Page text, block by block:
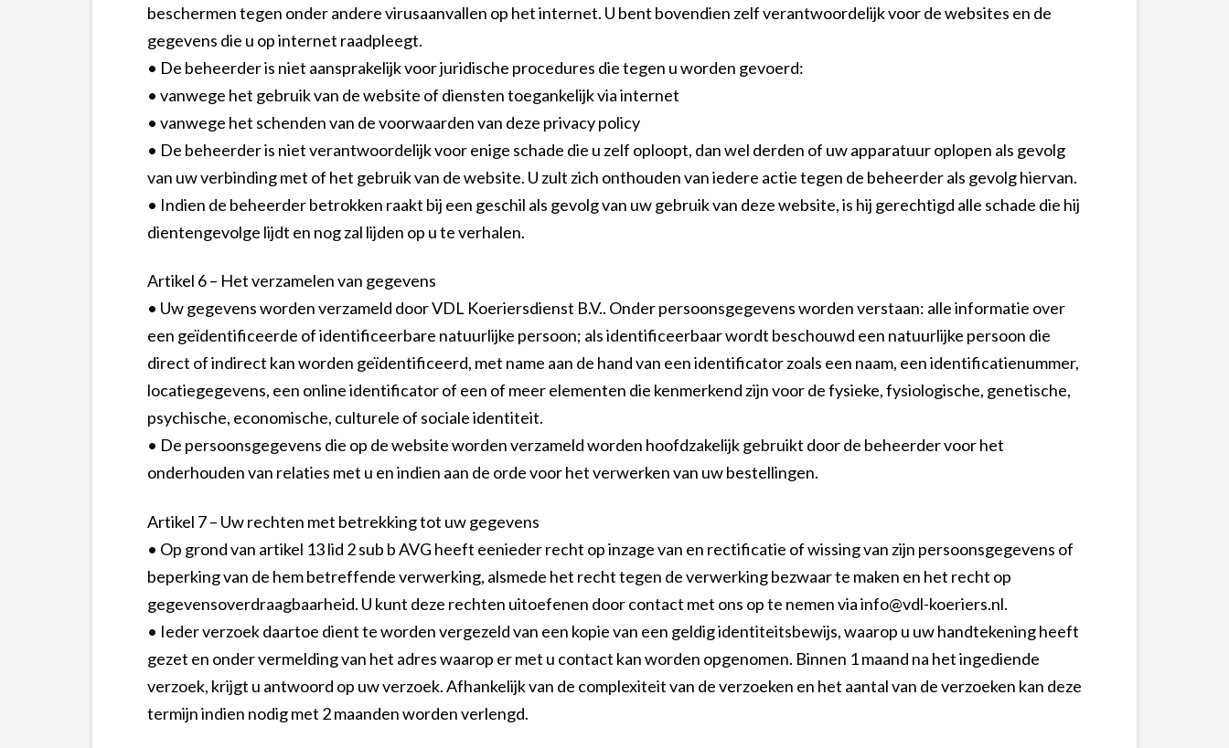
beschermen tegen onder andere virusaanvallen op het internet. U bent bovendien zelf verantwoordelijk voor de websites en de
gegevens die u op internet raadpleegt.
• De beheerder is niet aansprakelijk voor juridische procedures die tegen u worden gevoerd:
• vanwege het gebruik van de website of diensten toegankelijk via internet
• vanwege het schenden van de voorwaarden van deze privacy policy
• De beheerder is niet verantwoordelijk voor enige schade die u zelf oploopt, dan wel derden of uw apparatuur oplopen als gevolg
van uw verbinding met of het gebruik van de website. U zult zich onthouden van iedere actie tegen de beheerder als gevolg hiervan.
• Indien de beheerder betrokken raakt bij een geschil als gevolg van uw gebruik van deze website, is hij gerechtigd alle schade die hij
dientengevolge lijdt en nog zal lijden op u te verhalen.
Artikel 6 – Het verzamelen van gegevens
• Uw gegevens worden verzameld door VDL Koeriersdienst B.V.. Onder persoonsgegevens worden verstaan: alle informatie over
een geïdentificeerde of identificeerbare natuurlijke persoon; als identificeerbaar wordt beschouwd een natuurlijke persoon die
direct of indirect kan worden geïdentificeerd, met name aan de hand van een identificator zoals een naam, een identificatienummer,
locatiegegevens, een online identificator of een of meer elementen die kenmerkend zijn voor de fysieke, fysiologische, genetische,
psychische, economische, culturele of sociale identiteit.
• De persoonsgegevens die op de website worden verzameld worden hoofdzakelijk gebruikt door de beheerder voor het
onderhouden van relaties met u en indien aan de orde voor het verwerken van uw bestellingen.
Artikel 7 – Uw rechten met betrekking tot uw gegevens
• Op grond van artikel 13 lid 2 sub b AVG heeft eenieder recht op inzage van en rectificatie of wissing van zijn persoonsgegevens of
beperking van de hem betreffende verwerking, alsmede het recht tegen de verwerking bezwaar te maken en het recht op
gegevensoverdraagbaarheid. U kunt deze rechten uitoefenen door contact met ons op te nemen via info@vdl-koeriers.nl.
• Ieder verzoek daartoe dient te worden vergezeld van een kopie van een geldig identiteitsbewijs, waarop u uw handtekening heeft
gezet en onder vermelding van het adres waarop er met u contact kan worden opgenomen. Binnen 1 maand na het ingediende
verzoek, krijgt u antwoord op uw verzoek. Afhankelijk van de complexiteit van de verzoeken en het aantal van de verzoeken kan deze
termijn indien nodig met 2 maanden worden verlengd.